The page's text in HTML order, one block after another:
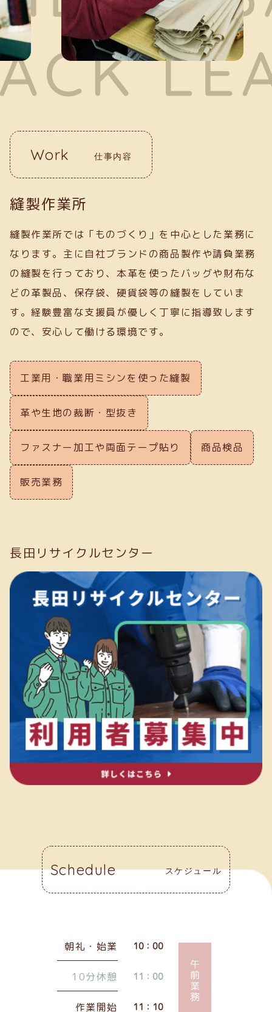
Work 仕事内容
縫製作業所
縫製作業所では「ものづくり」を中心とした業務に
なります。主に自社ブランドの商品製作や請負業務
の縫製を行っており、本革を使ったバッグや財布な
どの革製品、保存袋、硬貨袋等の縫製をしていま
す。経験豊富な支援員が優しく丁寧に指導致します
ので、安心して働ける環境です。
工業用・職業用ミシンを使った縫製
革や生地の裁断・型抜き
ファスナー加工や両面テープ貼り 商品検品
販売業務
長田リサイクルセンター
Schedule スケジュール
朝礼・始業 10：00
10分休憩 11：00
作業開始 11：10
午前業務